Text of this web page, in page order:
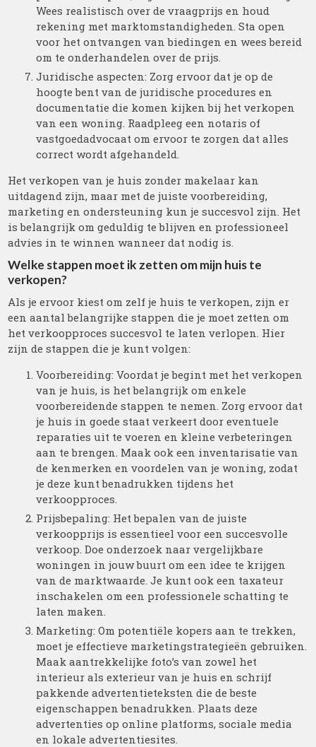
Wees realistisch over de vraagprijs en houd
rekening met marktomstandigheden. Sta open
voor het ontvangen van biedingen en wees bereid
om te onderhandelen over de prijs.
Juridische aspecten: Zorg ervoor dat je op de
hoogte bent van de juridische procedures en
documentatie die komen kijken bij het verkopen
van een woning. Raadpleeg een notaris of
vastgoedadvocaat om ervoor te zorgen dat alles
correct wordt afgehandeld.
Het verkopen van je huis zonder makelaar kan
uitdagend zijn, maar met de juiste voorbereiding,
marketing en ondersteuning kun je succesvol zijn. Het
is belangrijk om geduldig te blijven en professioneel
advies in te winnen wanneer dat nodig is.
Welke stappen moet ik zetten om mijn huis te
verkopen?
Als je ervoor kiest om zelf je huis te verkopen, zijn er
een aantal belangrijke stappen die je moet zetten om
het verkoopproces succesvol te laten verlopen. Hier
zijn de stappen die je kunt volgen:
Voorbereiding: Voordat je begint met het verkopen
van je huis, is het belangrijk om enkele
voorbereidende stappen te nemen. Zorg ervoor dat
je huis in goede staat verkeert door eventuele
reparaties uit te voeren en kleine verbeteringen
aan te brengen. Maak ook een inventarisatie van
de kenmerken en voordelen van je woning, zodat
je deze kunt benadrukken tijdens het
verkoopproces.
Prijsbepaling: Het bepalen van de juiste
verkoopprijs is essentieel voor een succesvolle
verkoop. Doe onderzoek naar vergelijkbare
woningen in jouw buurt om een idee te krijgen
van de marktwaarde. Je kunt ook een taxateur
inschakelen om een professionele schatting te
laten maken.
Marketing: Om potentiële kopers aan te trekken,
moet je effectieve marketingstrategieën gebruiken.
Maak aantrekkelijke foto’s van zowel het
interieur als exterieur van je huis en schrijf
pakkende advertentieteksten die de beste
eigenschappen benadrukken. Plaats deze
advertenties op online platforms, sociale media
en lokale advertentiesites.